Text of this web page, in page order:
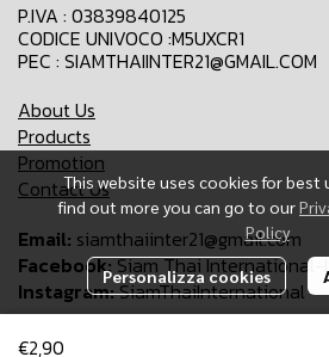
€2,90
This website uses cookies for best
find out more you can go to our
Policy
Personalizza cookies
P.IVA : 03839840125
CODICE UNIVOCO :M5UXCR1
PEC : SIAMTHAIINTER21@GMAIL.COM
About Us
Products
Promotion
Contact Us
Email: siamthaiinter21@gmail.com
Facebook:Siam Thai International-
Instagram:SiamThaiInternational